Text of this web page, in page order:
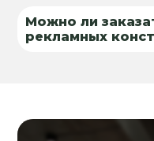
Можно ли
рекламных